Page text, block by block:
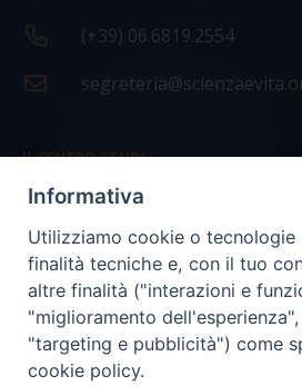
(+39) 06.6819.2554
IL CENTRO STUDI
La nostra storia
Statuto
Presidenza e ufficio presidenza
Consiglio scientifico
Coordinamento nazionale
Informativa
Utilizziamo cookie o tecnologie
finalità tecniche e, con il tuo
altre finalità ("interazioni e
"miglioramento
"targeting e pubblicità") come
cookie policy.